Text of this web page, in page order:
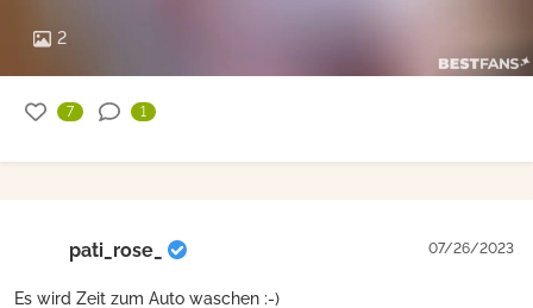
2
7 1
pati_rose_ 07/26/2023
Es wird Zeit zum Auto waschen :-)